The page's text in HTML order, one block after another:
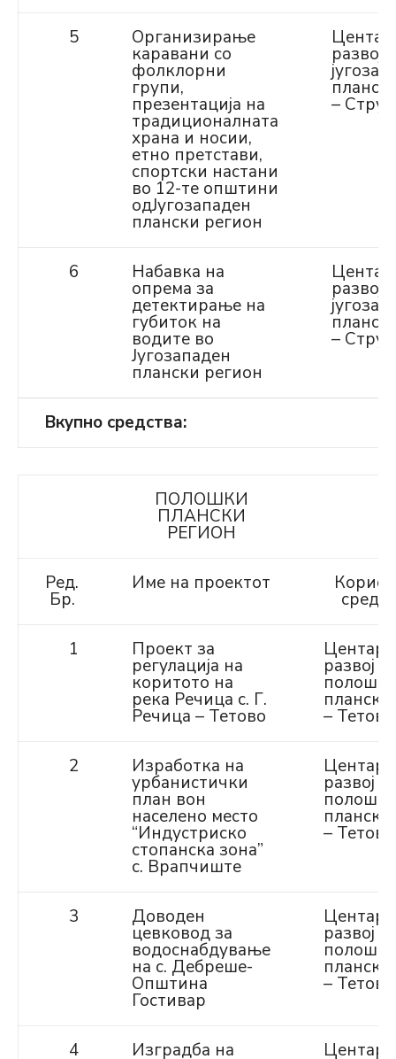
5 Организирање
каравани со
фолклорни
групи,
презентација на
традиционалната
храна и носии,
етно претстави,
спортски настани
во 12-те општини
одЈугозападен
плански регион
Центар
развој
–
6 Набавка на
опрема за
детектирање на
губиток на
водите во
Југозападен
плански регион
Центар
развој
–
Вкупно средства:
ПОЛОШКИ
ПЛАНСКИ
РЕГИОН
Ред.
Бр.
Име на проектот
1 Проект за
регулација на
коритото на
река Речица с. Г.
Речица – Тетово
Центар
развој
– Тетово
2 Изработка на
урбанистички
план вон
населено место
“Индустриско
стопанска зона”
с. Врапчиште
Центар
развој
– Тетово
3 Доводен
цевковод за
водоснабдување
на с. Дебреше-
Општина
Гостивар
Центар
развој
– Тетово
4 Изградба на Центар